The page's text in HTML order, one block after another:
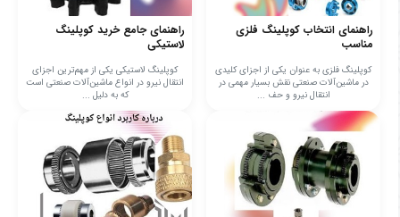
راهنمای انتخاب کوپلینگ فلزی
مناسب
کوپلینگ فلزی به عنوان یکی از اجزای کلیدی
در ماشین‌آلات صنعتی نقش بسیار مهمی در
انتقال نیرو و حف ...
راهنمای جامع خرید کوپلینگ
لاستیکی
کوپلینگ لاستیکی یکی از مهم‌ترین اجزای
انتقال نیرو در انواع ماشین‌آلات صنعتی است
که به دلیل ...